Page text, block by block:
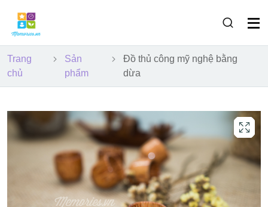
Trang
chủ
Sản
phẩm
Đồ thủ công mỹ nghệ bằng
dừa